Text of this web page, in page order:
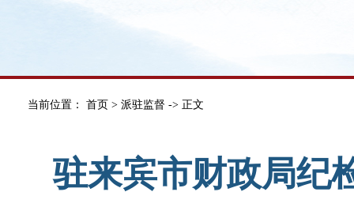
当前位置： 首页 > 派驻监督 -> 正文
驻来宾市财政局纪